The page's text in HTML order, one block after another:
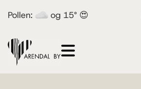
Pollen: og 15° 😍